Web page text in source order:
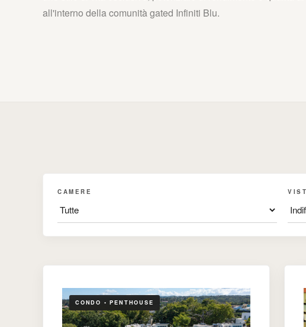
all'interno della comunità gated Infiniti Blu.
CAMERE
CONDO • PENTHOUSE